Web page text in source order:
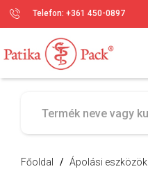
Telefon: +361 450-0897
Főoldal / Ápolási eszközök